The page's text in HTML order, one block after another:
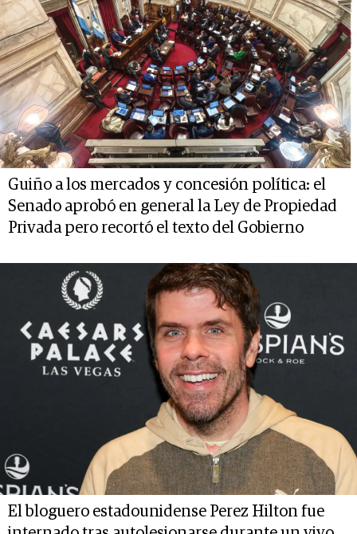
Guiño a los mercados y concesión política: el
Senado aprobó en general la Ley de Propiedad
Privada pero recortó el texto del Gobierno
El bloguero estadounidense Perez Hilton fue